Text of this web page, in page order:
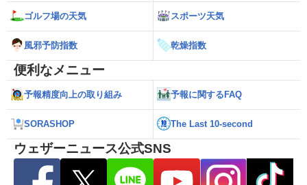
ゴルフ場の天気 スポーツ天気
風邪予防指数 乾燥指数
便利なメニュー
予報精度向上の取り組み 予報に関するFAQ
SORASHOP The Last 10-second
ウェザーニュース公式SNS